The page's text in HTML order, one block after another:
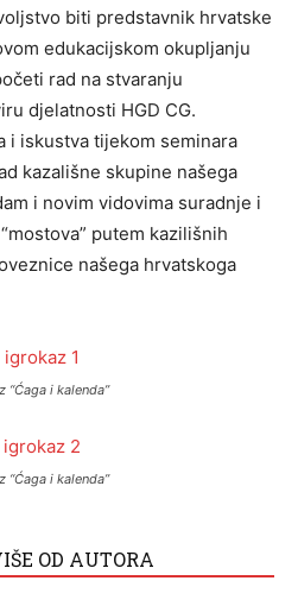
biti predstavnik hrvatske
edukacijskom okupljanju
rad na stvaranju
djelatnosti HGD CG.
i iskustva tijekom seminara
kazališne skupine našega
i novim vidovima suradnje i
putem kazilišnih
našega hrvatskoga
“Ćaga i kalenda”
“Ćaga i kalenda”
OD AUTORA